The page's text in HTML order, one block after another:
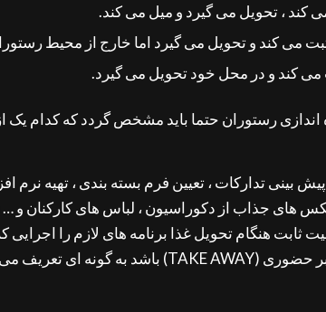
، تحویل می گیرد و میل می کند.
رستوران حتما باید مشخص گردد که کدام
بینی تدارکات ، تعیین فرم بسته بندی ، تهیه نرم
های جذاب از دکوراسیون ، لباس های کارکنان
هنگام تحویل غذا برنامه های لازم را اجرایی